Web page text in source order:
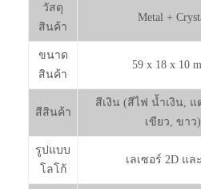
วัสดุ
สินค้า
Metal +
ขนาด
สินค้า
59 x 18 x 10
สีสินค้า
สีเงิน (สีไฟ น้ำเงิน, แ
เขียว, ขาว)
รูปแบบ
โลโก้
เลเซอร์ 2D แล